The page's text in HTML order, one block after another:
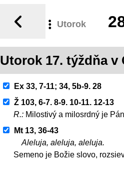
Utorok
Utorok 17. týždňa
Ex 33, 7-11; 34, 5b-9. 28
Ž 103, 6-7. 8-9. 10-11. 12-13
R.: Milostivý a milosrdný je
Mt 13, 36-43
Aleluja, aleluja, aleluja.
Semeno je Božie slovo,